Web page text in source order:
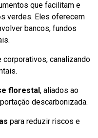
que facilitam e
verdes. Eles oferecem
bancos, fundos
corporativos, canalizando
florestal, aliados ao
descarbonizada.
para reduzir riscos e